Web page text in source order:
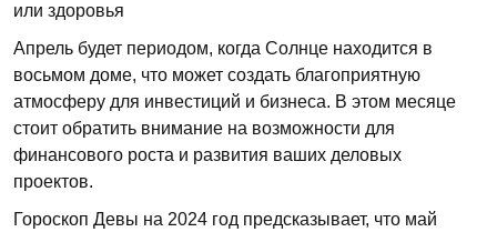
или здоровья
Апрель будет периодом, когда Солнце находится в
восьмом доме, что может создать благоприятную
атмосферу для инвестиций и бизнеса. В этом месяце
стоит обратить внимание на возможности для
финансового роста и развития ваших деловых
проектов.
Гороскоп Девы на 2024 год предсказывает, что май